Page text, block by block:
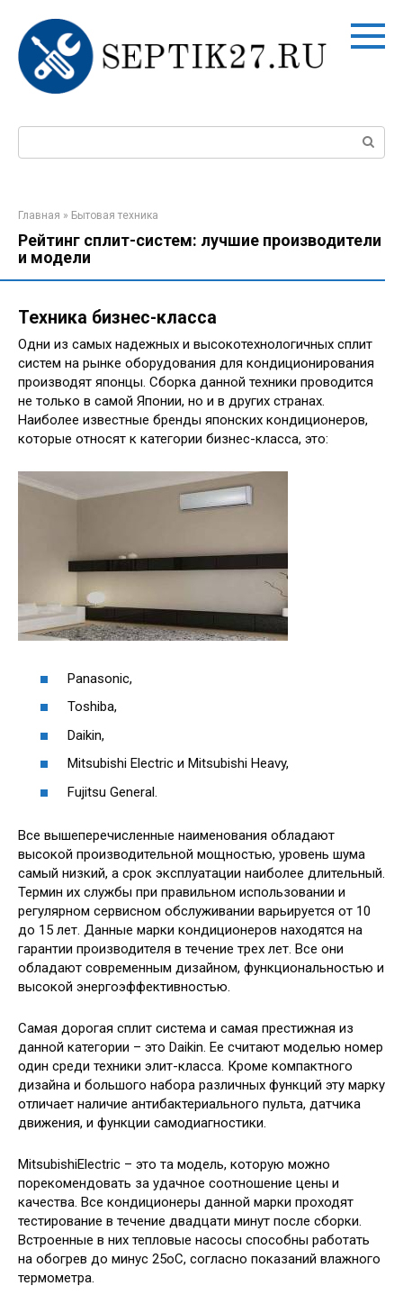
контенту
Главная » Бытовая техника
Рейтинг сплит-систем: лучшие производители
и модели
Техника бизнес-класса
Одни из самых надежных и высокотехнологичных сплит
систем на рынке оборудования для кондиционирования
производят японцы. Сборка данной техники проводится
не только в самой Японии, но и в других странах.
Наиболее известные бренды японских кондиционеров,
которые относят к категории бизнес-класса, это:
Panasonic,
Toshiba,
Daikin,
Mitsubishi Electric и Mitsubishi Heavy,
Fujitsu General.
Все вышеперечисленные наименования обладают
высокой производительной мощностью, уровень шума
самый низкий, а срок эксплуатации наиболее длительный.
Термин их службы при правильном использовании и
регулярном сервисном обслуживании варьируется от 10
до 15 лет. Данные марки кондиционеров находятся на
гарантии производителя в течение трех лет. Все они
обладают современным дизайном, функциональностью и
высокой энергоэффективностью.
Самая дорогая сплит система и самая престижная из
данной категории – это Daikin. Ее считают моделью номер
один среди техники элит-класса. Кроме компактного
дизайна и большого набора различных функций эту марку
отличает наличие антибактериального пульта, датчика
движения, и функции самодиагностики.
MitsubishiElectric – это та модель, которую можно
порекомендовать за удачное соотношение цены и
качества. Все кондиционеры данной марки проходят
тестирование в течение двадцати минут после сборки.
Встроенные в них тепловые насосы способны работать
на обогрев до минус 25оС, согласно показаний влажного
термометра.